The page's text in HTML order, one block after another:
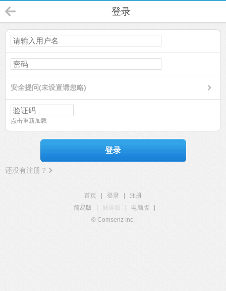
登录
安全提问(未设置请忽略)
点击重新加载
登录
还没有注册？
首页 登录
注册
简易版
触屏版 电脑版
© Comsenz Inc.